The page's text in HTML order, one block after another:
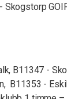
Skogstorp
B11347 -
B11353 -